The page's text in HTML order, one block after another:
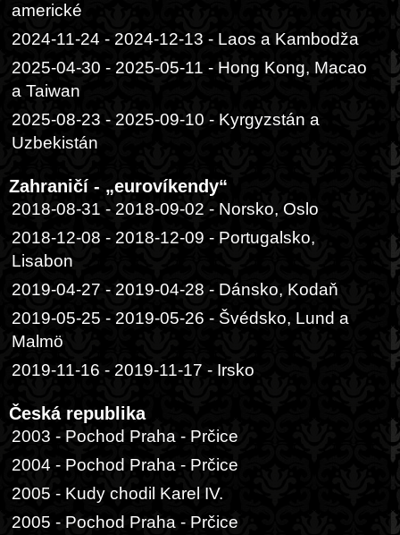
americké
2024-11-24 - 2024-12-13 - Laos a Kambodža
2025-04-30 - 2025-05-11 - Hong Kong, Macao
a Taiwan
2025-08-23 - 2025-09-10 - Kyrgyzstán a
Uzbekistán
Zahraničí - „eurovíkendy“
2018-08-31 - 2018-09-02 - Norsko, Oslo
2018-12-08 - 2018-12-09 - Portugalsko,
Lisabon
2019-04-27 - 2019-04-28 - Dánsko, Kodaň
2019-05-25 - 2019-05-26 - Švédsko, Lund a
Malmö
2019-11-16 - 2019-11-17 - Irsko
Česká republika
2003 - Pochod Praha - Prčice
2004 - Pochod Praha - Prčice
2005 - Kudy chodil Karel IV.
2005 - Pochod Praha - Prčice